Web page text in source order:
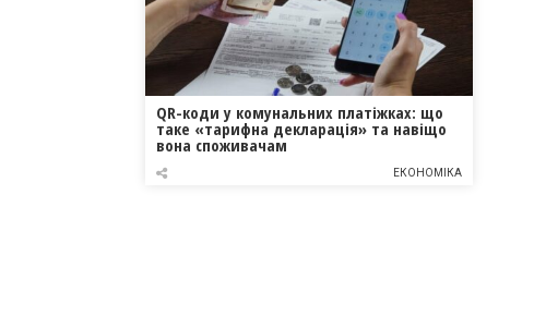
QR-коди у комунальних платіжках: що
таке «тарифна декларація» та навіщо
вона споживачам
ЕКОНОМІКА